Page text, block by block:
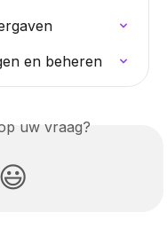
en beheren
uw vraag?
😃